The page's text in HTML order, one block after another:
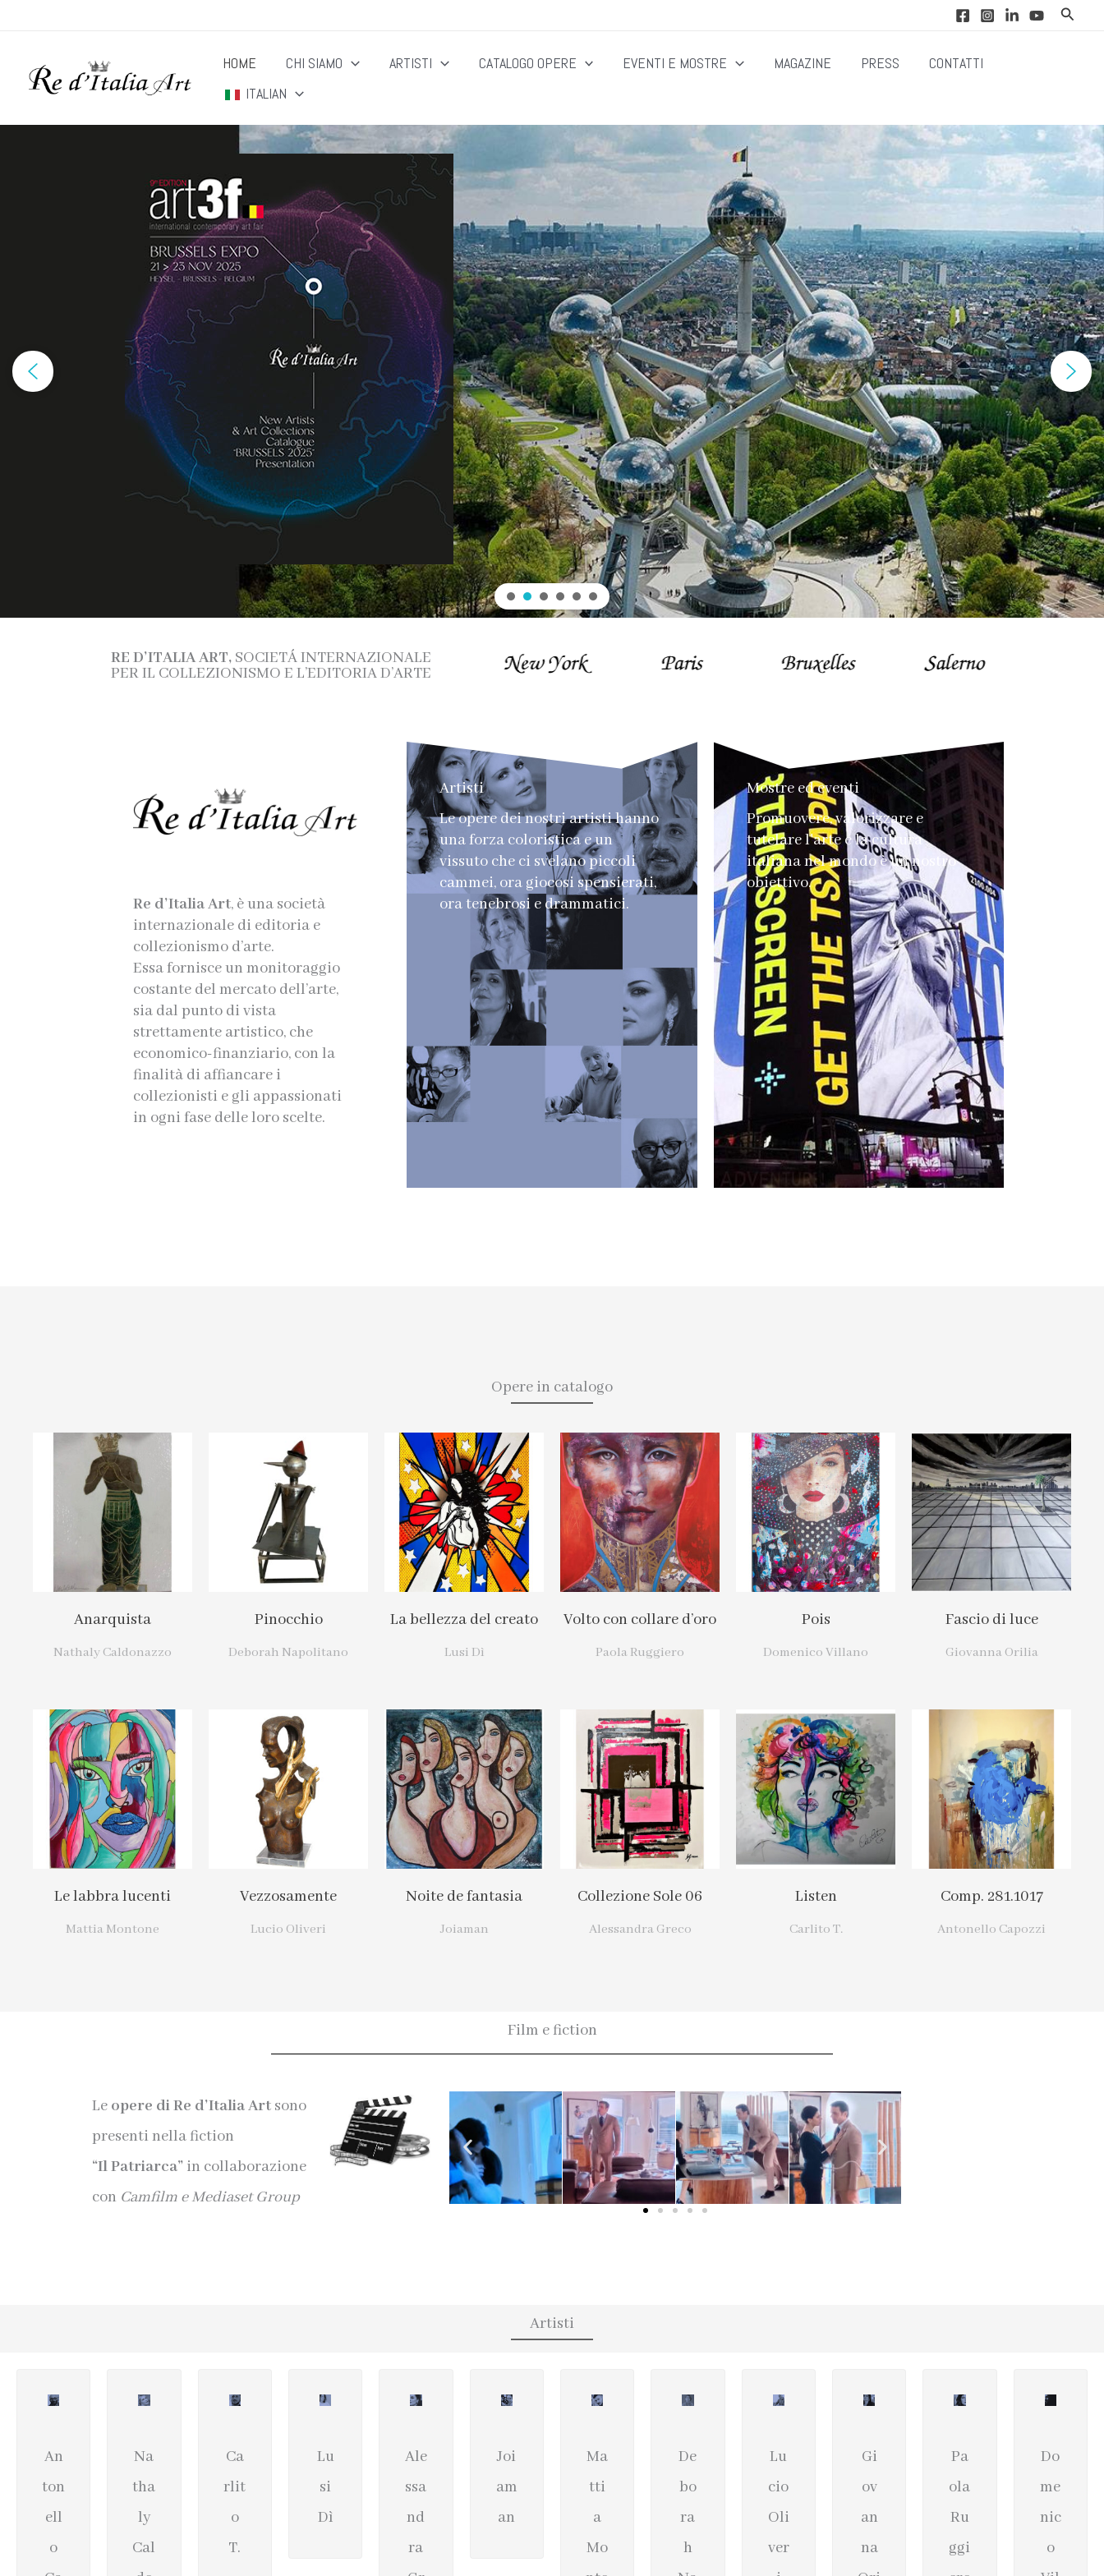
contenuto
Cerca
HOME CHI SIAMO ARTISTI CATALOGO OPERE EVENTI E MOSTRE MAGAZINE PRESS
CONTATTI
ITALIAN
RE D’ITALIA ART, SOCIETÁ INTERNAZIONALE
PER IL COLLEZIONISMO E L’EDITORIA D’ARTE
Re d’Italia Art, è una società
internazionale di editoria e
collezionismo d’arte.
Essa fornisce un monitoraggio
costante del mercato dell’arte,
sia dal punto di vista
strettamente artistico, che
economico-finanziario, con la
finalità di affiancare i
collezionisti e gli appassionati
in ogni fase delle loro scelte.
Artisti
Le opere dei nostri artisti hanno
una forza coloristica e un
vissuto che ci svelano piccoli
cammei, ora giocosi spensierati,
ora tenebrosi e drammatici.
Mostre ed eventi
Promuovere, valorizzare e
tutelare l'arte e la cultura
italiana nel mondo è un nostro
obiettivo.
Opere in catalogo
Anarquista
Nathaly Caldonazzo
Pinocchio
Deborah Napolitano
La bellezza del creato
Lusi Dì
Volto con collare d’oro
Paola Ruggiero
Pois
Domenico Villano
Fascio di luce
Giovanna Orilia
Le labbra lucenti
Mattia Montone
Vezzosamente
Lucio Oliveri
Noite de fantasia
Joiaman
Collezione Sole 06
Alessandra Greco
Listen
Carlito T.
Comp. 281.1017
Antonello Capozzi
Film e fiction
Le opere di Re d’Italia Art sono
presenti nella fiction
“Il Patriarca” in collaborazione
con Camfilm e Mediaset Group
Artisti
An
ton
ell
o
Na
tha
ly
Cal
Ca
rlit
o
T.
Lu
si
Dì
Ale
ssa
nd
ra
Joi
am
an
Ma
tti
a
Mo
De
bo
ra
h
Lu
cio
Oli
ver
Gi
ov
an
na
Pa
ola
Ru
ggi
Do
me
nic
o